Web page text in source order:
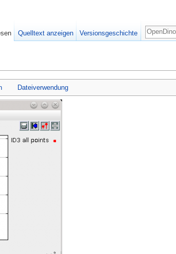
Dateiverwendung
Quelltext anzeigen Versionsgeschichte
Suche